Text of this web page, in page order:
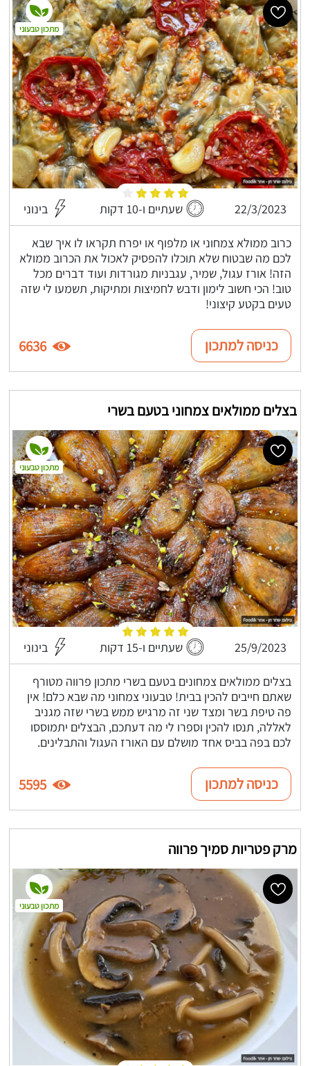
22/3/2023 שעתיים ו-10 דקות בינוני
כרוב ממולא צמחוני או מלפוף או יפרח תקראו לו איך שבא
לכם מה שבטוח שלא תוכלו להפסיק לאכול את הכרוב ממולא
הזה! אורז עגול, שמיר, עגבניות מגורדות ועוד דברים מכל
טוב! הכי חשוב לימון ודבש לחמיצות ומתיקות, תשמעו לי שזה
טעים בקטע קיצוני!
מתכון טבעוני
כניסה למתכון 6636
בצלים ממולאים צמחוני בטעם בשרי
25/9/2023 שעתיים ו-15 דקות בינוני
בצלים ממולאים צמחונים בטעם בשרי מתכון פרווה מטורף
שאתם חייבים להכין בבית! טבעוני צמחוני מה שבא כלם! אין
פה טיפת בשר ומצד שני זה מרגיש ממש בשרי שזה מגניב
לאללה, תנסו להכין וספרו לי מה דעתכם, הבצלים יתמוססו
לכם בפה בביס אחד מושלם עם האורז העגול והתבלינים.
מתכון טבעוני
כניסה למתכון 5595
מרק פטריות סמיך פרווה
מתכון טבעוני